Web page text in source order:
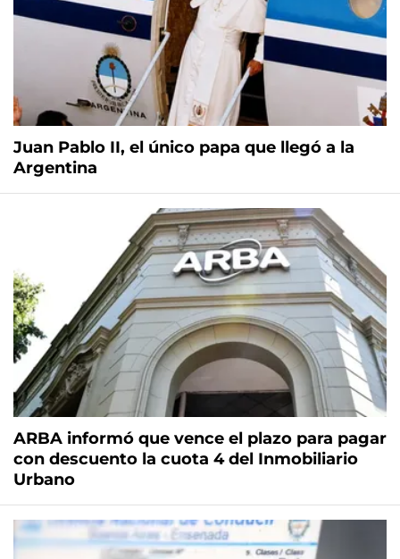
Juan Pablo II, el único papa que llegó a la
Argentina
ARBA informó que vence el plazo para pagar
con descuento la cuota 4 del Inmobiliario
Urbano